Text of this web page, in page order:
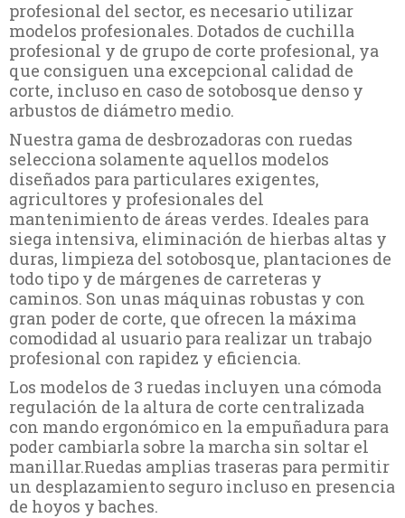
profesional del sector, es necesario utilizar
modelos profesionales. Dotados de cuchilla
profesional y de grupo de corte profesional, ya
que consiguen una excepcional calidad de
corte, incluso en caso de sotobosque denso y
arbustos de diámetro medio.
Nuestra gama de desbrozadoras con ruedas
selecciona solamente aquellos modelos
diseñados para particulares exigentes,
agricultores y profesionales del
mantenimiento de áreas verdes. Ideales para
siega intensiva, eliminación de hierbas altas y
duras, limpieza del sotobosque, plantaciones de
todo tipo y de márgenes de carreteras y
caminos. Son unas máquinas robustas y con
gran poder de corte, que ofrecen la máxima
comodidad al usuario para realizar un trabajo
profesional con rapidez y eficiencia.
Los modelos de 3 ruedas incluyen una cómoda
regulación de la altura de corte centralizada
con mando ergonómico en la empuñadura para
poder cambiarla sobre la marcha sin soltar el
manillar.Ruedas amplias traseras para permitir
un desplazamiento seguro incluso en presencia
de hoyos y baches.